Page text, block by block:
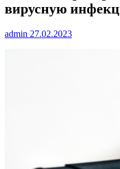
вирусную
admin 27.02.2023